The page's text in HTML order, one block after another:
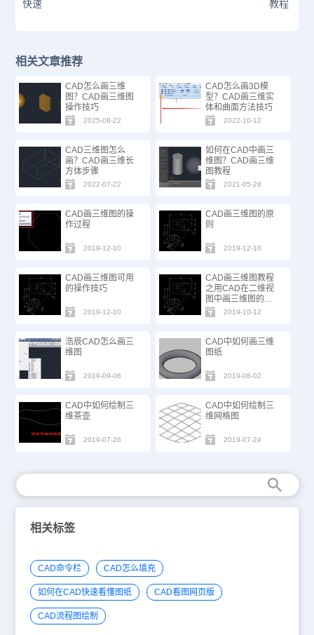
快速 教程
相关文章推荐
CAD怎么画三维
图？CAD画三维图
操作技巧
2025-08-22
CAD怎么画3D模
型？CAD画三维实
体和曲面方法技巧
2022-10-12
CAD三维图怎么
画？CAD画三维长
方体步骤
2022-07-22
如何在CAD中画三
维图？CAD画三维
图教程
2021-05-28
CAD画三维图的操
作过程
2019-12-10
CAD画三维图的原
则
2019-12-10
CAD画三维图可用
的操作技巧
2019-12-10
CAD画三维图教程
之用CAD在二维视
图中画三维图的操
作方法2019-10-12
浩辰CAD怎么画三
维图
2019-09-06
CAD中如何画三维
图纸
2019-08-02
CAD中如何绘制三
维茶壶
2019-07-26
CAD中如何绘制三
维网格图
2019-07-24
相关标签
CAD命令栏 CAD怎么填充
如何在CAD快速看懂图纸 CAD看图网页版
CAD流程图绘制